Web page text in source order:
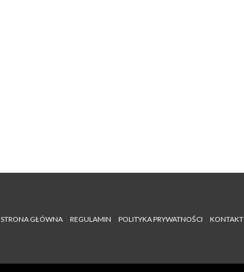
STRONA GŁÓWNA REGULAMIN POLITYKA PRYWATNOŚCI KONTAKT